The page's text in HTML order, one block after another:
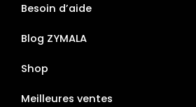
Besoin d’aide
Blog ZYMALA
Shop
Meilleures ventes